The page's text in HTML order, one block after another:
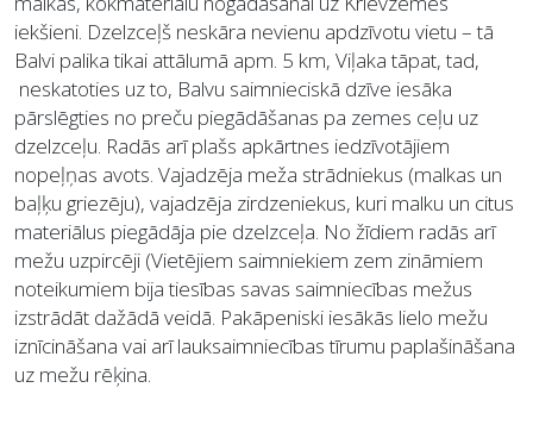
iekšieni. Dzelzceļš neskāra nevienu apdzīvotu vietu – tā
Balvi palika tikai attālumā apm. 5 km, Viļaka tāpat, tad,
neskatoties uz to, Balvu saimnieciskā dzīve iesāka
pārslēgties no preču piegādāšanas pa zemes ceļu uz
dzelzceļu. Radās arī plašs apkārtnes iedzīvotājiem
nopeļņas avots. Vajadzēja meža strādniekus (malkas un
baļķu griezēju), vajadzēja zirdzeniekus, kuri malku un citus
materiālus piegādāja pie dzelzceļa. No žīdiem radās arī
mežu uzpircēji (Vietējiem saimniekiem zem zināmiem
noteikumiem bija tiesības savas saimniecības mežus
izstrādāt dažādā veidā. Pakāpeniski iesākās lielo mežu
iznīcināšana vai arī lauksaimniecības tīrumu paplašināšana
uz mežu rēķina.